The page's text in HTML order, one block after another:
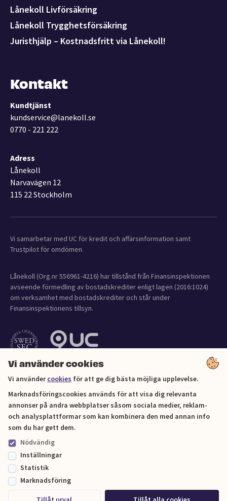
Vi använder cookies
Vi användercookies för att ge dig bästa möjliga upplevelse.
Marknadsföringscookies används för att visa dig relevanta
annonser på andra webbplatser såsom sociala medier, reklam-
och analysplattformar som kan kombinera den med annan info
som du har gett dem.
Nödvändig
Inställningar
Statistik
Marknadsföring
Lånekoll Livförsäkring
Lånekoll Trygghetsförsäkring
Juristhjälp – Kostnadsfritt via Lånekoll!
Kontakt
Kundtjänst
kundservice@lanekoll.se
0770 - 221 222
Adress
Lånekoll
Narvavägen 12
115 22 Stockholm
Vi samarbetar med UC för kredit och affärsinformation samt
Trustpilot för omdömen.
Lånekoll (Org.nr 556961-4216) har tillstånd från Finansinspektionen
avseende förmedling av bostadskrediter enligt lagen (2016:1024)
om verksamhet med bostadskrediter och står under
Finansinspektionens tillsyn.
Cookies
Sitemap
© Lånekoll 2026